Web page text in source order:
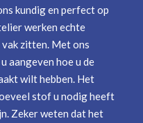
kundig en perfect op
werken echte
vak zitten. Met ons
aangeven hoe u de
wilt hebben. Het
stof u nodig heeft
Zeker weten dat het